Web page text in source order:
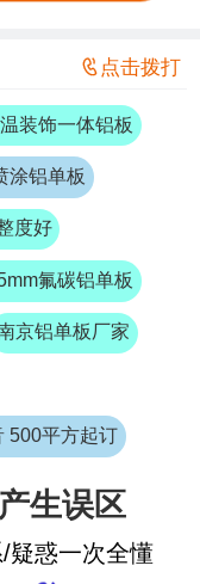
 点击拨打
装饰一体铝板
涂铝单板
度好
氟碳铝单板
京铝单板厂家
500平方起订
生误区
疑惑一次全懂